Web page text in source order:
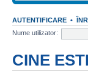
AUTENTIFICARE •
Nume utilizator:
CINE